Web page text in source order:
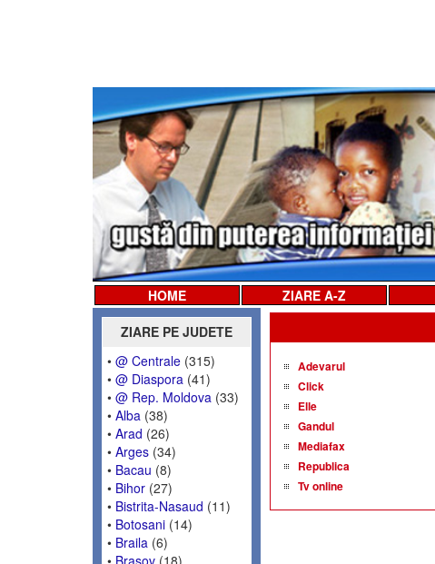
HOME ZIARE A-Z
ZIARE PE JUDETE
• @ Centrale (315)
• @ Diaspora (41)
• @ Rep. Moldova (33)
• Alba (38)
• Arad (26)
• Arges (34)
• Bacau (8)
• Bihor (27)
• Bistrita-Nasaud (11)
• Botosani (14)
• Braila (6)
• Brasov (18)
Adevarul
Click
Elle
Gandul
Mediafax
Republica
Tv online